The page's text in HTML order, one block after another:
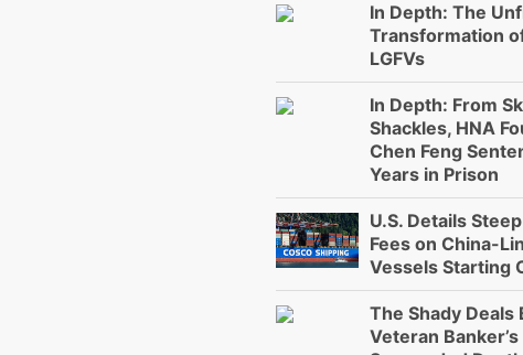
In Depth: The
Transformation
LGFVs
In Depth: From
Shackles, HNA
Chen Feng
Years in Prison
U.S. Details
Fees on China-
Vessels Starting
The Shady Deals
Veteran Banker’s